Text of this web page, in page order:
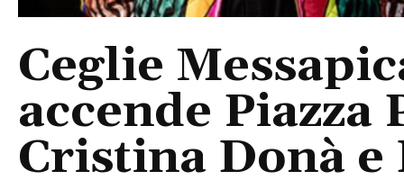
Ceglie
accende
Cristina Donà